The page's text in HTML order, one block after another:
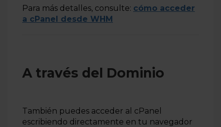
Para más detalles, consulte: cómo acceder
a cPanel desde WHM
A través del Dominio
También puedes acceder al cPanel
escribiendo directamente en tu navegador